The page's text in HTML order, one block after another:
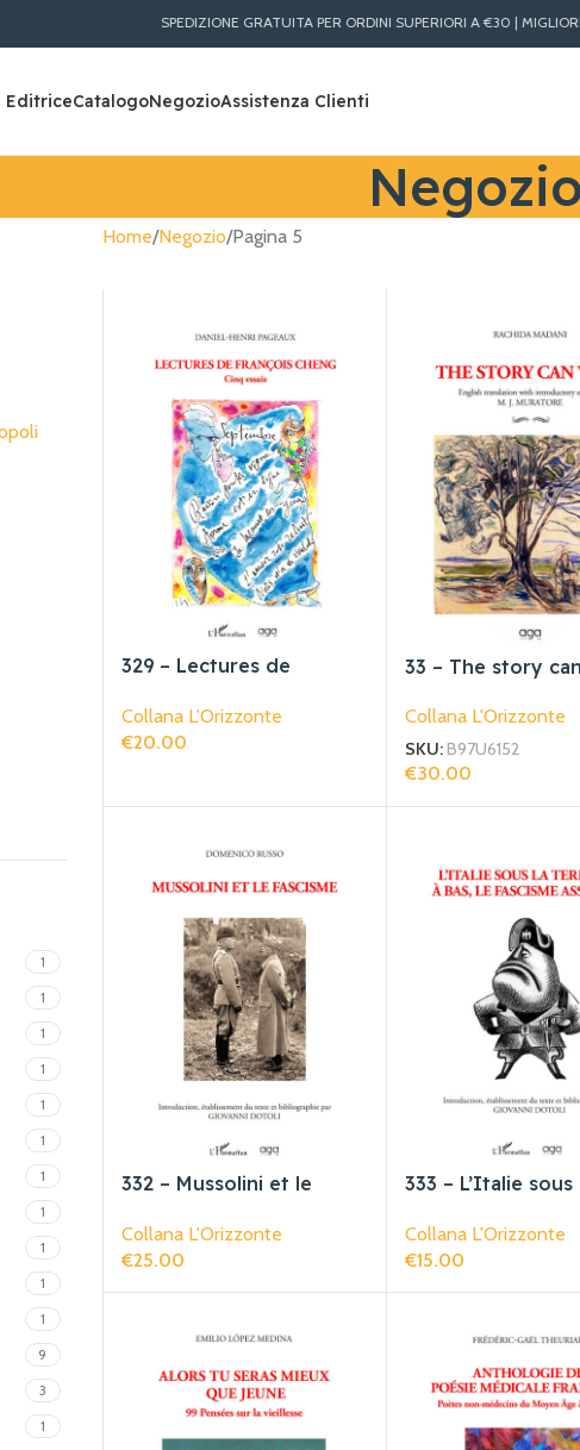
SPEDIZIONE GRATUITA PER ORDINI SUPERIORI A €30 | MIGLIORI PREZZI LIBRI
EditriceCatalogoNegozioAssistenza Clienti
Negozio
1
1
1
1
1
1
1
1
1
1
1
9
3
1
Home Negozio Pagina 5
329 – Lectures de
Collana L'Orizzonte
€20.00
33 – The story
Collana L'Orizzonte
SKU: B97U6152
€30.00
332 – Mussolini et le
Collana L'Orizzonte
€25.00
333 – L’Italie sous
assassin!
Collana L'Orizzonte
€15.00